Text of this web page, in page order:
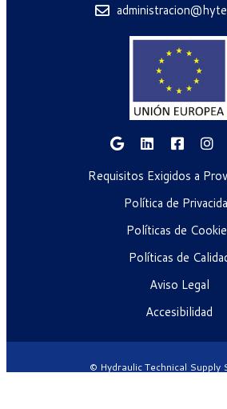
Requisitos Exigidos a
Política de
Políticas de
Políticas de
Aviso Legal
Accesibilidad
© Hydraulic Technical Supply